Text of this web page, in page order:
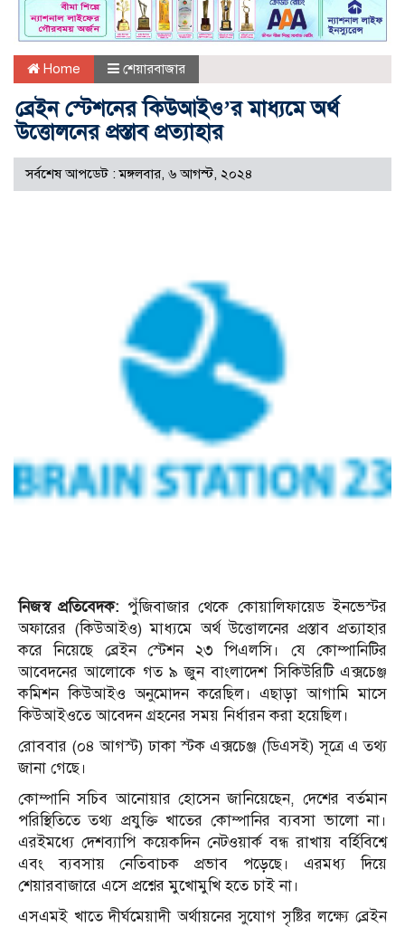
Home শেয়ারবাজার
ব্রেইন স্টেশনের কিউআইও’র মাধ্যমে অর্থ
উত্তোলনের প্রস্তাব প্রত্যাহার
সর্বশেষ আপডেট : মঙ্গলবার, ৬ আগস্ট, ২০২৪
নিজস্ব প্রতিবেদক: পুঁজিবাজার থেকে কোয়ালিফায়েড ইনভেস্টর
অফারের (কিউআইও) মাধ্যমে অর্থ উত্তোলনের প্রস্তাব প্রত্যাহার
করে নিয়েছে ব্রেইন স্টেশন ২৩ পিএলসি। যে কোম্পানিটির
আবেদনের আলোকে গত ৯ জুন বাংলাদেশ সিকিউরিটি এক্সচেঞ্জ
কমিশন কিউআইও অনুমোদন করেছিল। এছাড়া আগামি মাসে
কিউআইওতে আবেদন গ্রহনের সময় নির্ধারন করা হয়েছিল।
রোববার (০৪ আগস্ট) ঢাকা স্টক এক্সচেঞ্জ (ডিএসই) সূত্রে এ তথ্য
জানা গেছে।
কোম্পানি সচিব আনোয়ার হোসেন জানিয়েছেন, দেশের বর্তমান
পরিস্থিতিতে তথ্য প্রযুক্তি খাতের কোম্পানির ব্যবসা ভালো না।
এরইমধ্যে দেশব্যাপি কয়েকদিন নেটওয়ার্ক বন্ধ রাখায় বর্হিবিশ্বে
এবং ব্যবসায় নেতিবাচক প্রভাব পড়েছে। এরমধ্য দিয়ে
শেয়ারবাজারে এসে প্রশ্নের মুখোমুখি হতে চাই না।
এসএমই খাতে দীর্ঘমেয়াদী অর্থায়নের সুযোগ সৃষ্টির লক্ষ্যে ব্রেইন